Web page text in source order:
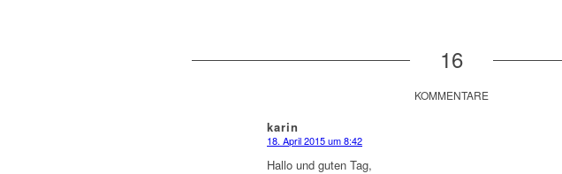
16
KOMMENTARE
karin
sagte:
18. April 2015 um 8:42
Hallo und guten Tag,